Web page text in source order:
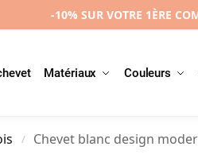
-10% SUR VOTRE 1ÈRE
Matériaux Couleurs
/ Chevet blanc design